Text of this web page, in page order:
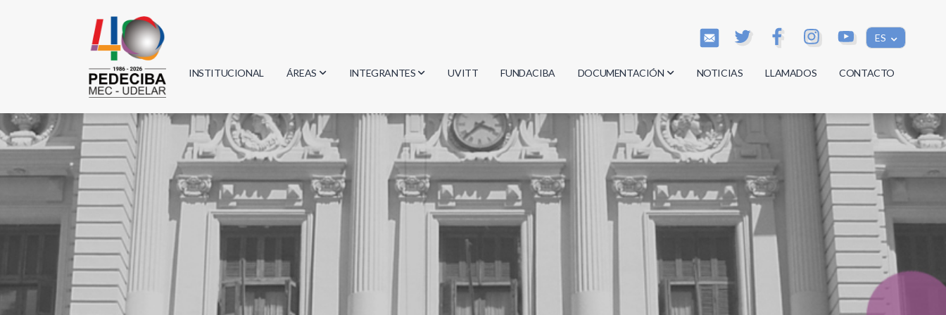
ES
INSTITUCIONAL ÁREAS
Biología
Física
Geociencias
Informática
Matemática
INTEGRANTES
Investigadores
Estudiantes
Egresados
UVITT FUNDACIBA DOCUMENTACIÓN
Actas
Reglamentos
Documentos
NOTICIAS LLAMADOS CONTACTO